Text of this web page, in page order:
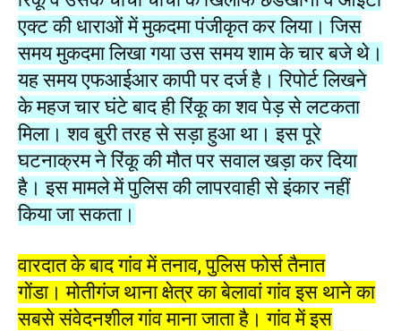
एक्ट की धाराओं में मुकदमा पंजीकृत कर लिया। जिस
समय मुकदमा लिखा गया उस समय शाम के चार बजे थे।
यह समय एफआईआर कापी पर दर्ज है। रिपोर्ट लिखने
के महज चार घंटे बाद ही रिंकू का शव पेड़ से लटकता
मिला। शव बुरी तरह से सड़ा हुआ था। इस पूरे
घटनाक्रम ने रिंकू की मौत पर सवाल खड़ा कर दिया
है। इस मामले में पुलिस की लापरवाही से इंकार नहीं
किया जा सकता।
वारदात के बाद गांव में तनाव, पुलिस फोर्स तैनात
गोंडा। मोतीगंज थाना क्षेत्र का बेलावां गांव इस थाने का
सबसे संवेदनशील गांव माना जाता है। गांव में इस